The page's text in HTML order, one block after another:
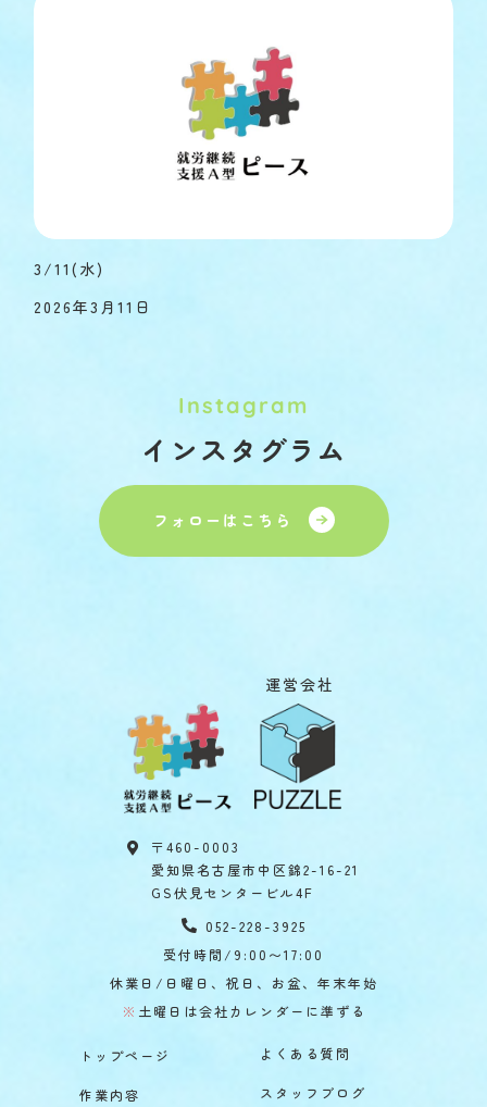
3/11(水)
2026年3月11日
Instagram
インスタグラム
フォローはこちら
運営会社
〒460-0003
愛知県名古屋市中区錦2-16-21
GS伏見センタービル4F
052-228-3925
受付時間/9:00〜17:00
休業日/日曜日、祝日、お盆、年末年始
※ 土曜日は会社カレンダーに準ずる
トップページ
作業内容
よくある質問
スタッフブログ